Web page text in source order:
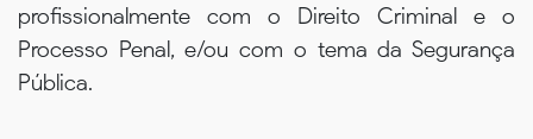
profissionalmente com o Direito Criminal e o
Processo Penal, e/ou com o tema da Segurança
Pública.